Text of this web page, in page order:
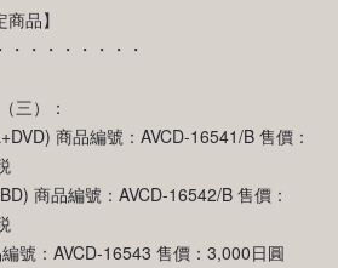
品】
・・・・・・・・
三）：
商品編號：AVCD-16541/B 售價：
商品編號：AVCD-16542/B 售價：
號：AVCD-16543 售價：3,000日圓